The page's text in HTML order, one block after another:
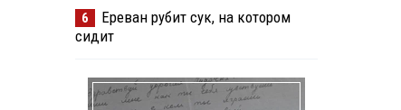
6
Ереван рубит сук, на котором
сидит